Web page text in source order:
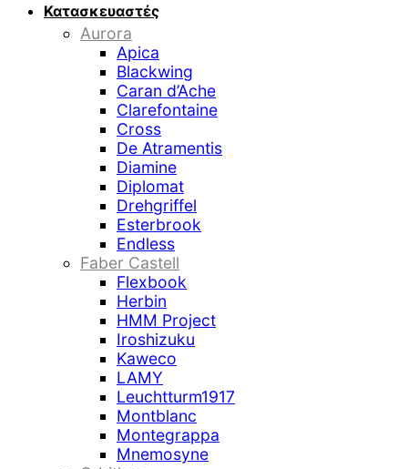
Κατασκευαστές
Aurora
Apica
Blackwing
Caran d’Ache
Clarefontaine
Cross
De Atramentis
Diamine
Diplomat
Drehgriffel
Esterbrook
Endless
Faber Castell
Flexbook
Herbin
HMM Project
Iroshizuku
Kaweco
LAMY
Leuchtturm1917
Montblanc
Montegrappa
Mnemosyne